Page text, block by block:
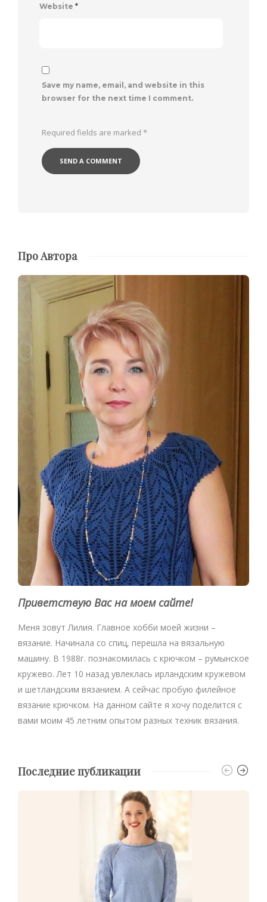
Website *
Save my name, email, and website in this
browser for the next time I comment.
Required fields are marked *
Про Автора
Приветствую Вас на моем сайте!
Меня зовут Лилия. Главное хобби моей жизни –
вязание. Начинала со спиц, перешла на вязальную
машину. В 1988г. познакомилась с крючком – румынское
кружево. Лет 10 назад увлеклась ирландским кружевом
и шетландским вязанием. А сейчас пробую филейное
вязание крючком. На данном сайте я хочу поделится с
вами моим 45 летним опытом разных техник вязания.
Последние публикации